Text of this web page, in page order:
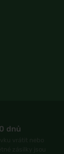
dnů